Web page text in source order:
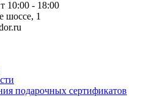
10:00 - 18:00
шоссе, 1
подарочных сертификатов